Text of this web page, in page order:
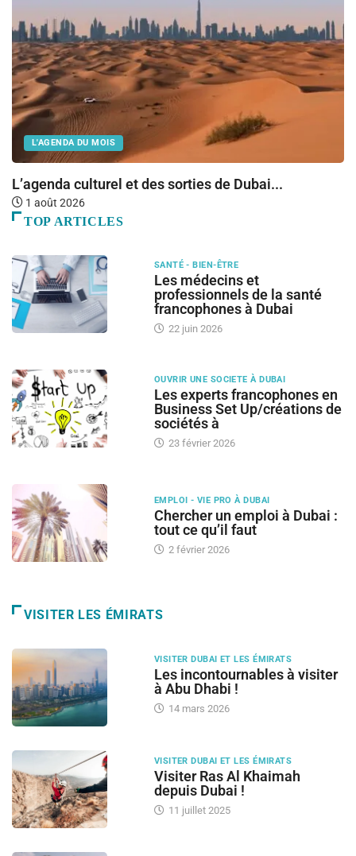
L'AGENDA DU MOIS
L’agenda culturel et des sorties de Dubai...
1 août 2026
TOP ARTICLES
SANTÉ - BIEN-ÊTRE
Les médecins et
professionnels de la santé
francophones à Dubai
22 juin 2026
OUVRIR UNE SOCIETE À DUBAI
Les experts francophones en
Business Set Up/créations de
sociétés à
23 février 2026
EMPLOI - VIE PRO À DUBAI
Chercher un emploi à Dubai :
tout ce qu’il faut
2 février 2026
VISITER LES ÉMIRATS
VISITER DUBAI ET LES ÉMIRATS
Les incontournables à visiter
à Abu Dhabi !
14 mars 2026
VISITER DUBAI ET LES ÉMIRATS
Visiter Ras Al Khaimah
depuis Dubai !
11 juillet 2025